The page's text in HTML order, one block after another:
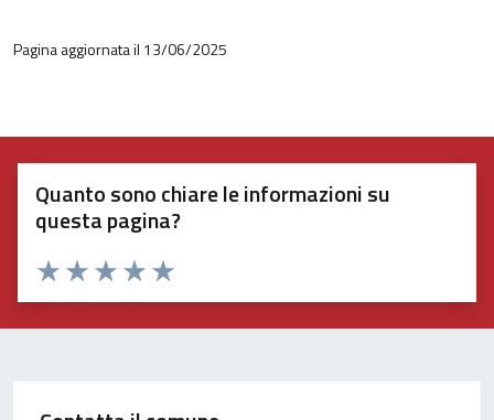
Pagina aggiornata il 13/06/2025
Quanto sono chiare le informazioni su
questa pagina?
Valuta 5 stelle su 5
Valuta 4 stelle su 5
Valuta 3 stelle su 5
Valuta 2 stelle su 5
Valuta 1 stelle su 5